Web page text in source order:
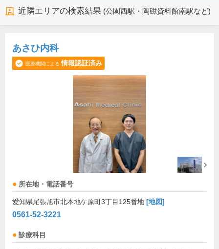
近隣エリアの検索結果 (公園西駅・陶磁資料館南駅など)
あさひ内科
医療機関による 情報認証済み
所在地・電話番号
愛知県尾張旭市北本地ケ原町3丁目125番地 [地図]
0561-52-3221
診療科目